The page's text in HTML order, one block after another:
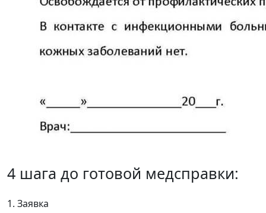
4 шага до готовой медсправки:
1. Заявка